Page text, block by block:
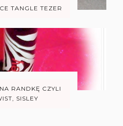
TANGLE TEZER
RANDKĘ CZYLI
SISLEY